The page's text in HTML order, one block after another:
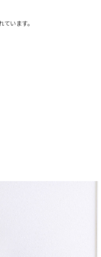
います。